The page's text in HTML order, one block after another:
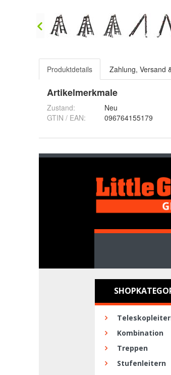
Produktdetails Zahlung, Versand
Artikelmerkmale
Zustand:
Neu
GTIN / EAN:
096764155179